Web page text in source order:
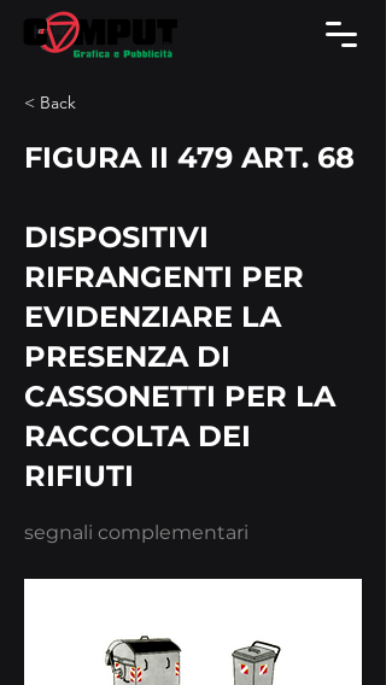
< Back
FIGURA II 479 ART. 68
DISPOSITIVI
RIFRANGENTI PER
EVIDENZIARE LA
PRESENZA DI
CASSONETTI PER LA
RACCOLTA DEI
RIFIUTI
segnali complementari